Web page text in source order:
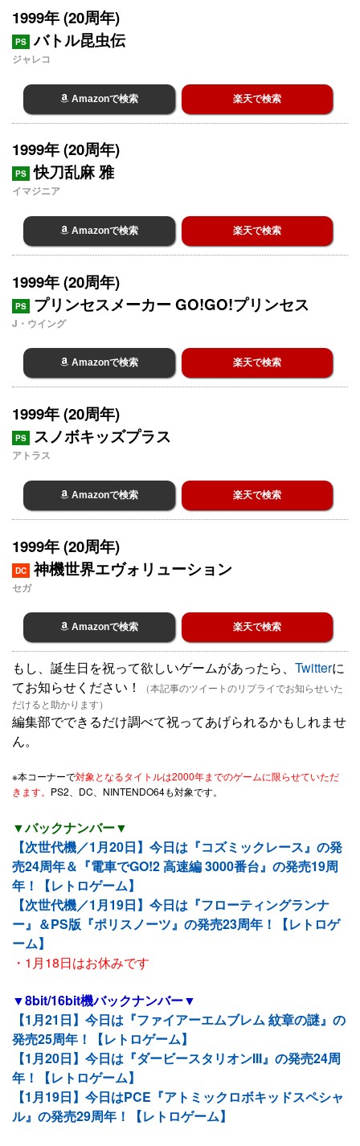
1999年 (20周年)
PS バトル昆虫伝
ジャレコ
Amazonで検索 楽天で検索
1999年 (20周年)
PS 快刀乱麻 雅
イマジニア
Amazonで検索 楽天で検索
1999年 (20周年)
PS プリンセスメーカー GO!GO!プリンセス
J・ウイング
Amazonで検索 楽天で検索
1999年 (20周年)
PS スノボキッズプラス
アトラス
Amazonで検索 楽天で検索
1999年 (20周年)
DC 神機世界エヴォリューション
セガ
Amazonで検索 楽天で検索
もし、誕生日を祝って欲しいゲームがあったら、 Twitterに
てお知らせください！
（本記事のツイートのリプライでお知らせいた
だけると助かります）
編集部でできるだけ調べて祝ってあげられるかもしれませ
ん。
※本コーナーで対象となるタイトルは2000年までのゲームに限らせていただ
きます。 PS2、DC、NINTENDO64も対象です。
▼バックナンバー▼
【次世代機／1月20日】今日は『コズミックレース』の発
売24周年＆『電車でGO!2 高速編 3000番台』の発売19周
年！【レトロゲーム】
【次世代機／1月19日】今日は『フローティングランナ
ー』＆PS版『ポリスノーツ』の発売23周年！【レトロゲ
ーム】
・1月18日はお休みです
▼8bit/16bit機バックナンバー▼
【1月21日】今日は『ファイアーエムブレム 紋章の謎』の
発売25周年！【レトロゲーム】
【1月20日】今日は『ダービースタリオンIII』の発売24周
年！【レトロゲーム】
【1月19日】今日はPCE『アトミックロボキッドスペシャ
ル』の発売29周年！【レトロゲーム】